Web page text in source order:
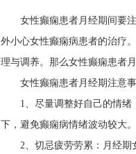
女性癫痫患者月经期间要
外小心女性癫痫病患者的治疗
理与调养。那么女性癫痫患者
女性癫痫患者月经期注意事
1、尽量调整好自己的情
下，避免癫痫病情绪波动较大
2、切忌疲劳劳累：月经